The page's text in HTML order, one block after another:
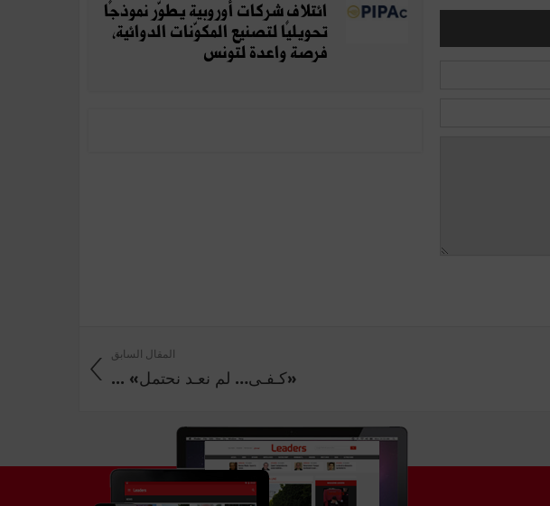
ائتلاف شركات أوروبية يطوّر نموذجًا
تحويليًا لتصنيع المكوّنات الدوائية،
فرصة واعدة لتونس
المقال السابق
«كـفـى… لم نعـد نحتمل» ...